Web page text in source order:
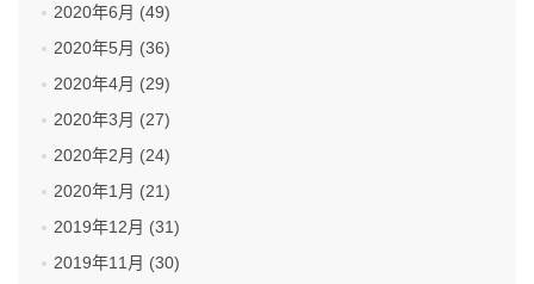
2020年6月 (49)
2020年5月 (36)
2020年4月 (29)
2020年3月 (27)
2020年2月 (24)
2020年1月 (21)
2019年12月 (31)
2019年11月 (30)